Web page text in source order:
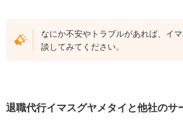
なにか不安やトラブルがあれば、イ
談してみてください。
退職代行イマスグヤメタイと他社のサ